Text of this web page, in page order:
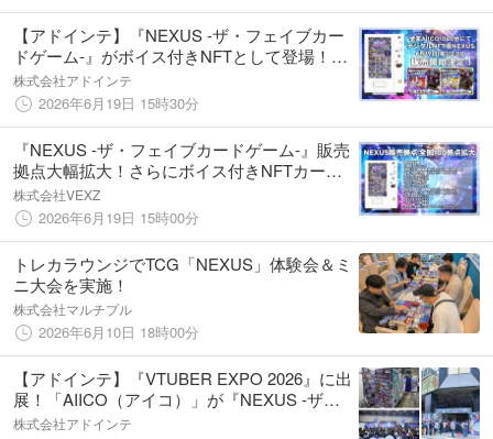
【アドインテ】『NEXUS -ザ・フェイブカー
ドゲーム-』がボイス付きNFTとして登場！全
国のAIICO自販機1000台にて6月19日（金）よ
り販売開始、さらに現物販売拠点も全国拡大
決定！
株式会社アドインテ
2026年6月19日 15時30分
『NEXUS -ザ・フェイブカードゲーム-』販売
拠点大幅拡大！さらにボイス付きNFTカード
が全国のAIICO自販機1000台にて販売開始！
さらにBOOTHにて「スターターデッキ」の通
販開始！
株式会社VEXZ
2026年6月19日 15時00分
トレカラウンジでTCG「NEXUS」体験会＆ミ
ニ大会を実施！
株式会社マルチプル
2026年6月10日 18時00分
【アドインテ】『VTUBER EXPO 2026』に出
展！「AIICO（アイコ）」が『NEXUS -ザ・
フェイブカードゲーム-』によるVTuberの新た
株式会社アドインテ